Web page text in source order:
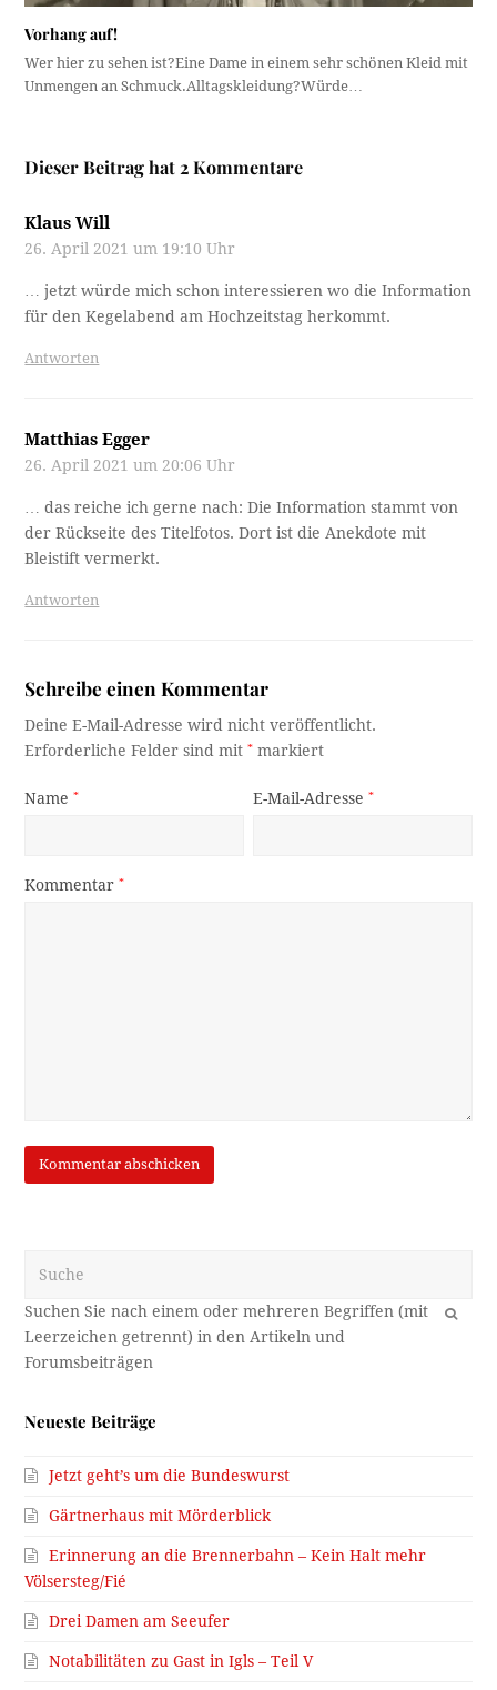
Vorhang auf!
Wer hier zu sehen ist?Eine Dame in einem sehr schönen Kleid mit
Unmengen an Schmuck.Alltagskleidung?Würde…
Dieser Beitrag hat 2 Kommentare
Klaus Will
26. April 2021 um 19:10 Uhr
… jetzt würde mich schon interessieren wo die Information
für den Kegelabend am Hochzeitstag herkommt.
Antworten
Matthias Egger
26. April 2021 um 20:06 Uhr
… das reiche ich gerne nach: Die Information stammt von
der Rückseite des Titelfotos. Dort ist die Anekdote mit
Bleistift vermerkt.
Antworten
Schreibe einen Kommentar
Deine E-Mail-Adresse wird nicht veröffentlicht.
Erforderliche Felder sind mit* markiert
Name* E-Mail-Adresse*
Kommentar*
OK
Neueste Beiträge
Jetzt geht’s um die Bundeswurst
Gärtnerhaus mit Mörderblick
Erinnerung an die Brennerbahn – Kein Halt mehr
Völsersteg/Fié
Drei Damen am Seeufer
Notabilitäten zu Gast in Igls – Teil V